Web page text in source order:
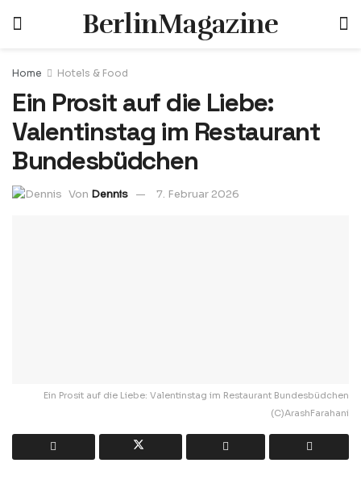
BerlinMagazine
Home Hotels & Food
Ein Prosit auf die Liebe:
Valentinstag im Restaurant
Bundesbüdchen
Von Dennis 7. Februar 2026
Ein Prosit auf die Liebe: Valentinstag im Restaurant Bundesbüdchen
(C)ArashFarahani